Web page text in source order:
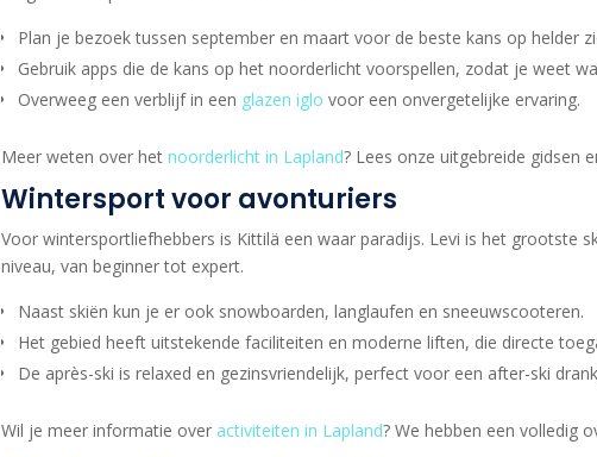
Plan je bezoek tussen september en maart voor de beste kans op helder
Gebruik apps die de kans op het noorderlicht voorspellen, zodat je weet
Overweeg een verblijf in een glazen iglo voor een onvergetelijke ervaring.
Meer weten over het noorderlicht in Lapland? Lees onze uitgebreide gidsen
Wintersport voor avonturiers
Voor wintersportliefhebbers is Kittilä een waar paradijs. Levi is het grootste
niveau, van beginner tot expert.
Naast skiën kun je er ook snowboarden, langlaufen en sneeuwscooteren.
Het gebied heeft uitstekende faciliteiten en moderne liften, die directe
De après-ski is relaxed en gezinsvriendelijk, perfect voor een after-ski
Wil je meer informatie over activiteiten in Lapland? We hebben een volledig